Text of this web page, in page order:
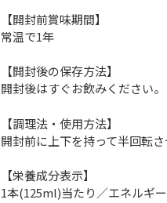
【開封前賞味期間】
常温で1年
【開封後の保存方法】
開封後はすぐお飲みください。
【調理法・使用方法】
開封前に上下を持って半回転
【栄養成分表示】
1本(125ml)当たり／エネルギ